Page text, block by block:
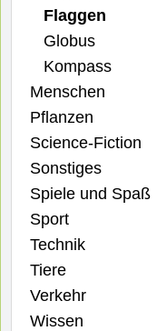
Flaggen
Globus
Kompass
Menschen
Pflanzen
Science-Fiction
Sonstiges
Spiele und Spaß
Sport
Technik
Tiere
Verkehr
Wissen